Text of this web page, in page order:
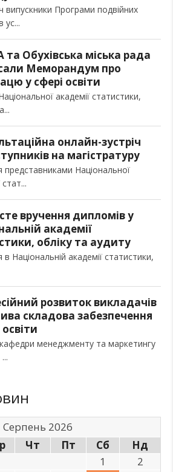
випускники Програми подвійних
ус
Обухівська міська рада
Меморандум про
у сфері освіти
академії статистики,
онлайн-зустріч
на магістратуру
представниками Національної
стат
вручення дипломів у
академії
обліку та аудиту
в Національній академії статистики,
розвиток викладачів
складова забезпечення
менеджменту та маркетингу
Серпень 2026
Чт Пт Сб
Нд
1
2